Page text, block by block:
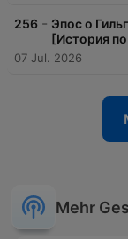
256 - Эпос о
[История
07 Jul. 2026
Mehr